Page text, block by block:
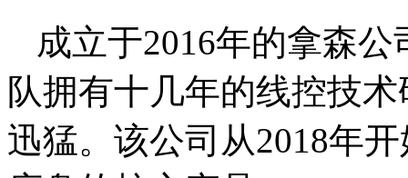
成立于2016年的拿森
队拥有十几年的线控技
迅猛。该公司从2018年